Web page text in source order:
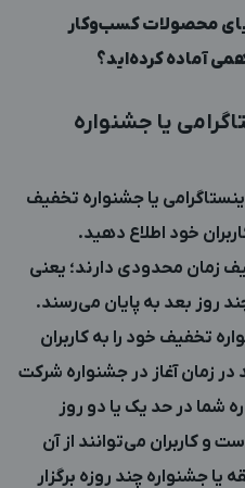
محصولات کسب‌وکار
آماده‌ کرده‌اید؟
یا جشنواره
یا جشنواره تخفیف
خود اطلاع دهید.
زمان محدودی دارند؛ یعنی
روز بعد به پایان می‌رسند.
تخفیف خود را به کاربران
در زمان آغاز در جشنواره شرکت
شما در حد یک یا دو روز
و کاربران می‌توانند از آن
یا جشنواره چند روزه برگزار